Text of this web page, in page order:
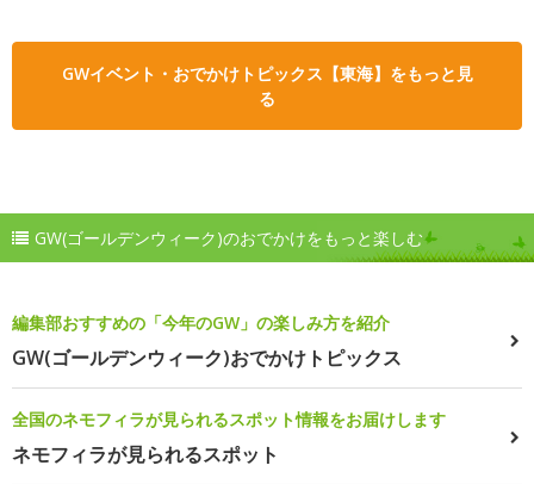
GWイベント・おでかけトピックス【東海】をもっと見
る
GW(ゴールデンウィーク)のおでかけをもっと楽しむ
編集部おすすめの「今年のGW」の楽しみ方を紹介
GW(ゴールデンウィーク)おでかけトピックス
全国のネモフィラが見られるスポット情報をお届けします
ネモフィラが見られるスポット